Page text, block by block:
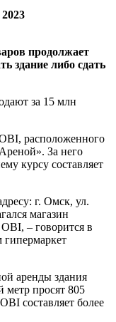
продолжает
здание либо сдать
расположенного
За него
курсу составляет
г. Омск, ул.
магазин
– говорится в
гипермаркет
аренды здания
метр просят 805
составляет более